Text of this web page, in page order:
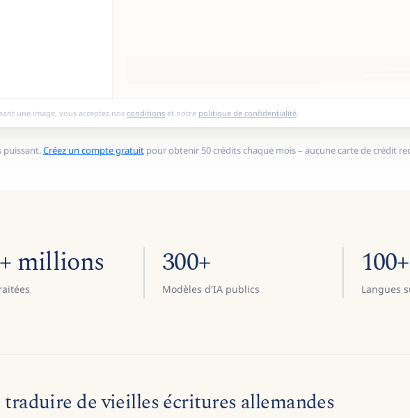
une image, vous acceptez nos conditions et notre politique de confidentialité
puissant.Créez un compte gratuitpour obtenir 50 crédits chaque mois – aucune carte de crédit
millions 300+
Modèles d'IA publics
100+
Langues
de vieilles écritures allemandes